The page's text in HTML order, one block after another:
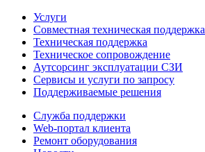
Услуги
Совместная техническая поддержка
Техническая поддержка
Техническое сопровождение
Аутсорсинг эксплуатации СЗИ
Сервисы и услуги по запросу
Поддерживаемые решения
Служба поддержки
Web-портал клиента
Ремонт оборудования